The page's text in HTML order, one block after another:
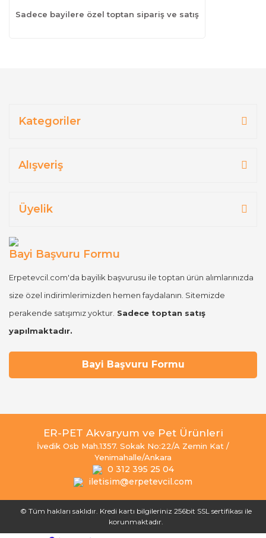
Sadece bayilere özel toptan sipariş ve satış
Kategoriler
Alışveriş
Üyelik
Bayi Başvuru Formu
Erpetevcil.com'da bayilik başvurusu ile toptan ürün alımlarınızda
size özel indirimlerimizden hemen faydalanın. Sitemizde
perakende satışımız yoktur. Sadece toptan satış
yapılmaktadır.
Bayi Başvuru Formu
ER-PET Akvaryum ve Pet Ürünleri
İvedik Osb Mah.1357. Sokak No:22/A Zemin Kat /
Yenimahalle/Ankara
0 312 395 25 04
iletisim@erpetevcil.com
© Tüm hakları saklıdır. Kredi kartı bilgileriniz 256bit SSL sertifikası ile
korunmaktadır.